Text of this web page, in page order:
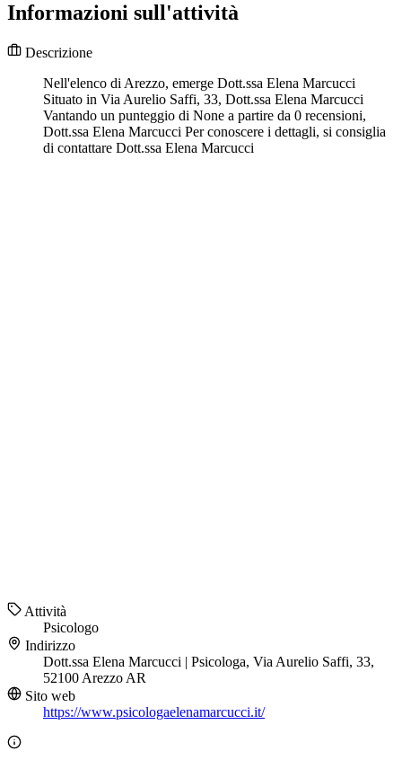
Informazioni sull'attività
Descrizione
Nell'elenco di Arezzo, emerge Dott.ssa Elena Marcucci
Situato in Via Aurelio Saffi, 33, Dott.ssa Elena Marcucci
Vantando un punteggio di None a partire da 0 recensioni,
Dott.ssa Elena Marcucci Per conoscere i dettagli, si consiglia
di contattare Dott.ssa Elena Marcucci
Attività
Psicologo
Indirizzo
Dott.ssa Elena Marcucci | Psicologa, Via Aurelio Saffi, 33,
52100 Arezzo AR
Sito web
https://www.psicologaelenamarcucci.it/